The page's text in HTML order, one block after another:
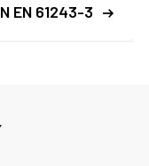
EN 61243-3